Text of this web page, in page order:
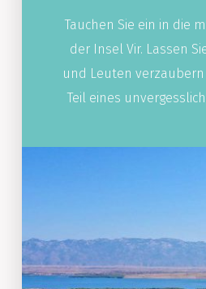
Tauchen Sie ein in die
der Insel Vir. Lassen
und Leuten
Teil eines